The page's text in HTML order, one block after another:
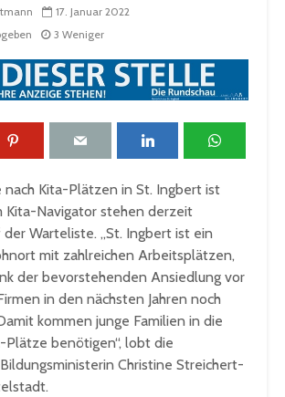
17. Januar 2022
3 Weniger
nach Kita-Plätzen in St. Ingbert ist
Kita-Navigator stehen derzeit
der Warteliste. „St. Ingbert ist ein
mit zahlreichen Arbeitsplätzen,
der bevorstehenden Ansiedlung vor
in den nächsten Jahren noch
kommen junge Familien in die
Plätze benötigen“, lobt die
Christine Streichert-